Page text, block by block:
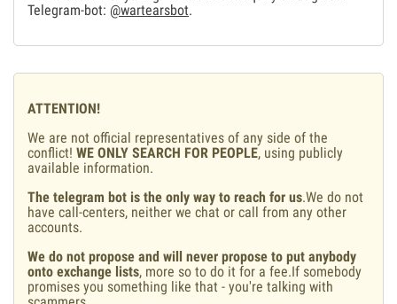
Telegram-bot: @wartearsbot.
ATTENTION!
We are not official representatives of any side of the
conflict! WE ONLY SEARCH FOR PEOPLE, using publicly
available information.
The telegram bot is the only way to reach for us.We do not
have call-centers, neither we chat or call from any other
accounts.
We do not propose and will never propose to put anybody
onto exchange lists, more so to do it for a fee.If somebody
promises you something like that - you're talking with